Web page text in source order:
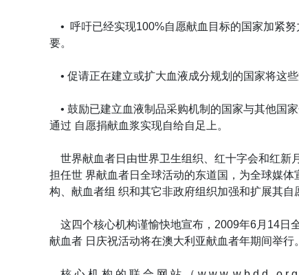
• 呼吁已经实现100%自愿献血目标的国家加紧
要。
• 促请正在建立或扩大血液成分规划的国家将这
• 鼓励已建立血液制品采购机制的国家与其他国
通过 自愿捐献血浆实现自给自足上。
世界献血者日由世界卫生组织、红十字会和红新
担任世 界献血者日全球活动的东道国，为全球媒
构、献血者组 织和其它非政府组织加强和扩展其自
这四个核心机构谨愉快地宣布，2009年6月14日
献血者 日庆祝活动将在澳大利亚献血者年期间举